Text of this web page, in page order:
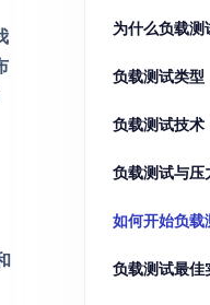
为什么负载测
负载测试类型
负载测试技术
负载测试与压
如何开始负载
负载测试最佳